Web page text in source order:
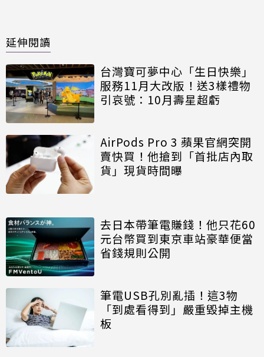
延伸閱讀
台灣寶可夢中心「生日快樂」
服務11月大改版！送3樣禮物
引哀號：10月壽星超虧
AirPods Pro 3 蘋果官網突開
賣快買！他搶到「首批店內取
貨」現貨時間曝
去日本帶筆電賺錢！他只花60
元台幣買到東京車站豪華便當
省錢規則公開
筆電USB孔別亂插！這3物
「到處看得到」嚴重毀掉主機
板